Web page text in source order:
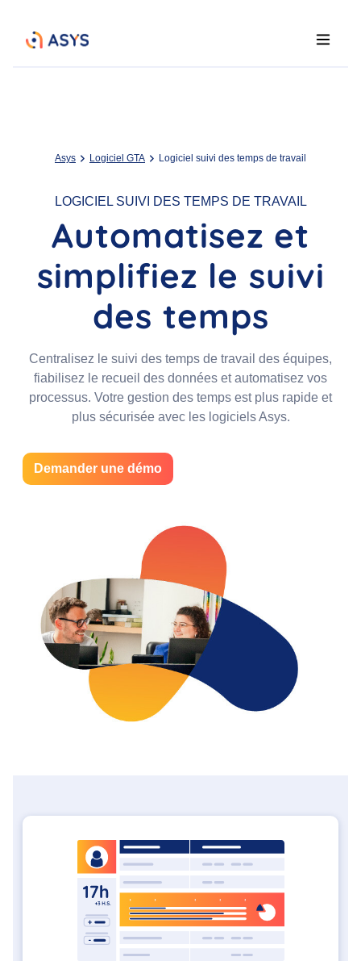
Asys Logiciel GTA Logiciel suivi des temps de travail
LOGICIEL SUIVI DES TEMPS DE TRAVAIL
Automatisez et
simplifiez le suivi
des temps
Centralisez le suivi des temps de travail des équipes,
fiabilisez le recueil des données et automatisez vos
processus. Votre gestion des temps est plus rapide et
plus sécurisée avec les logiciels Asys.
Demander une démo